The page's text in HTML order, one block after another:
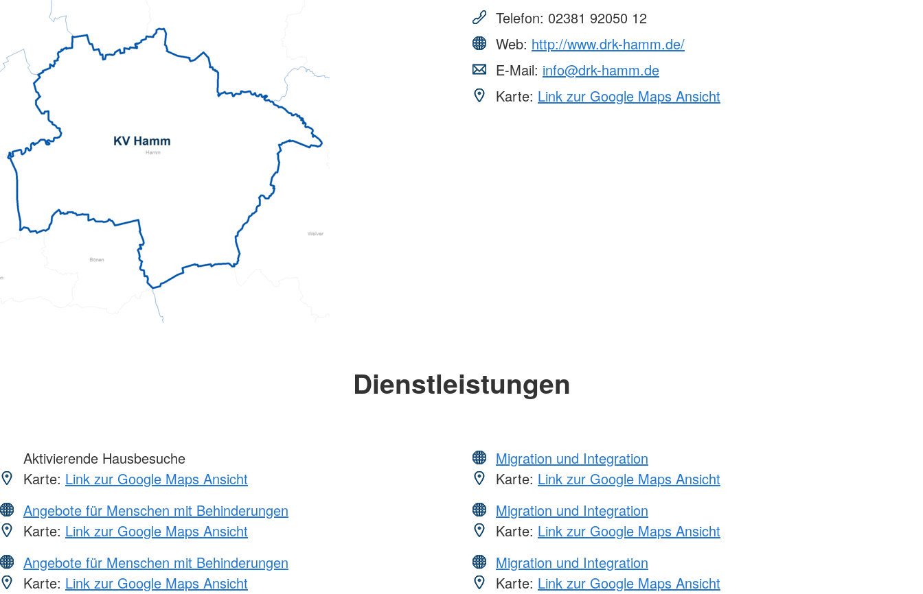
Telefon: 02381 92050 12
Web: http://www.drk-hamm.de/
E-Mail: info@drk-hamm.de
Karte: Link zur Google Maps Ansicht
Dienstleistungen
Aktivierende Hausbesuche
Karte: Link zur Google Maps Ansicht
Angebote für Menschen mit Behinderungen
Karte: Link zur Google Maps Ansicht
Angebote für Menschen mit Behinderungen
Karte: Link zur Google Maps Ansicht
Migration und Integration
Karte: Link zur Google Maps Ansicht
Migration und Integration
Karte: Link zur Google Maps Ansicht
Migration und Integration
Karte: Link zur Google Maps Ansicht